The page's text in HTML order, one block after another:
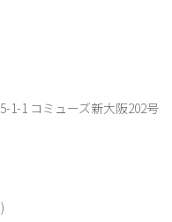
1-1 コミューズ新大阪202号